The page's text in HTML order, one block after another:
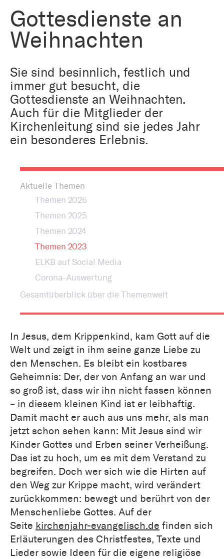
Gottesdienste an
Weihnachten
Sie sind besinnlich, festlich und
immer gut besucht, die
Gottesdienste an Weihnachten.
Auch für die Mitglieder der
Kirchenleitung sind sie jedes Jahr
ein besonderes Erlebnis.
Aktuelle Themen
Themen 2026
Themen 2025
Themen 2024
Themen 2023
ELKB auf Social Media
Corona-Auswertung
Gesamtüberblick über die Themenwelt
In Jesus, dem Krippenkind, kam Gott auf die
Welt und zeigt in ihm seine ganze Liebe zu
den Menschen. Es bleibt ein kostbares
Geheimnis: Der, der von Anfang an war und
so groß ist, dass wir ihn nicht fassen können
– in diesem kleinen Kind ist er leibhaftig.
Damit macht er auch aus uns mehr, als man
jetzt schon sehen kann: Mit Jesus sind wir
Kinder Gottes und Erben seiner Verheißung.
Das ist zu hoch, um es mit dem Verstand zu
begreifen. Doch wer sich wie die Hirten auf
den Weg zur Krippe macht, wird verändert
zurückkommen: bewegt und berührt von der
Menschenliebe Gottes. Auf der
Seite kirchenjahr-evangelisch.de finden sich
Erläuterungen des Christfestes, Texte und
Lieder sowie Ideen für die eigene religiöse
Kirche und Geld
Reformprozess PUK
Arbeiten bei der Kirche
Kirchenjahr
Religion in der Schule
Kunst
Aktiv gegen Missbrauch
Tourismus
Weltanschauungsfragen